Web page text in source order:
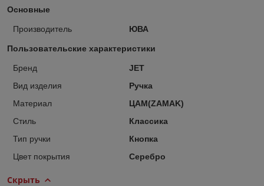
Основные
Производитель ЮВА
Пользовательские характеристики
Бренд
JET
Вид изделия
Ручка
Материал
ЦАМ(ZAMAK)
Стиль
Классика
Тип ручки
Кнопка
Цвет покрытия
Серебро
Скрыть